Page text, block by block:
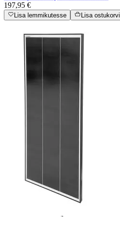
197,95 €
Lisa lemmikutesse Lisa ostukorvi